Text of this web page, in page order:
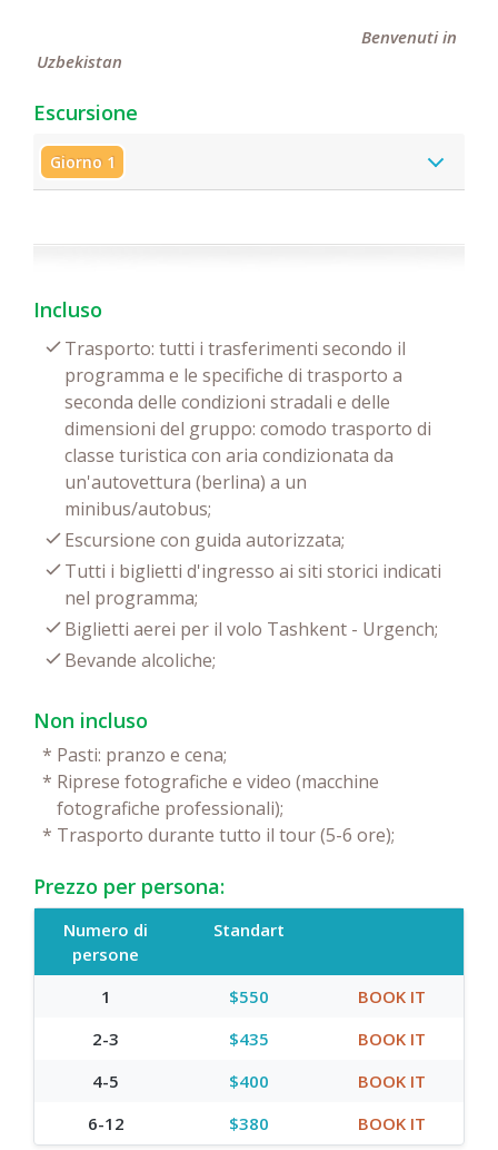
Benvenuti in
Uzbekistan
Escursione
Giorno 1
Incluso
Trasporto: tutti i trasferimenti secondo il
programma e le specifiche di trasporto a
seconda delle condizioni stradali e delle
dimensioni del gruppo: comodo trasporto di
classe turistica con aria condizionata da
un'autovettura (berlina) a un
minibus/autobus;
Escursione con guida autorizzata;
Tutti i biglietti d'ingresso ai siti storici indicati
nel programma;
Biglietti aerei per il volo Tashkent - Urgench;
Bevande alcoliche;
Non incluso
* Pasti: pranzo e cena;
* Riprese fotografiche e video (macchine
fotografiche professionali);
* Trasporto durante tutto il tour (5-6 ore);
Prezzo per persona:
Numero di
persone
Standart
1 $550
BOOK IT
2-3
$435
BOOK IT
4-5
$400
BOOK IT
6-12
$380 BOOK IT